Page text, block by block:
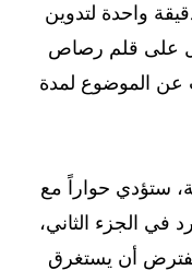
واحدة لتدوين
على قلم رصاص
عن الموضوع لمدة
ستؤدي حواراً مع
في الجزء الثاني،
أن يستغرق